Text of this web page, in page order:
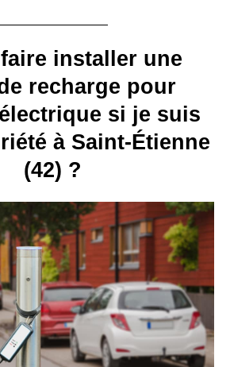
installer une
recharge pour
si je suis
à Saint-Étienne
(42) ?